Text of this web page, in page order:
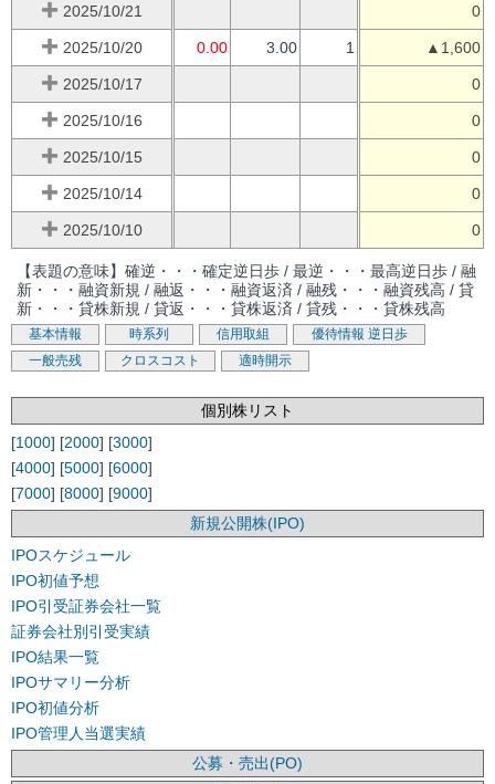
2025/10/21 0
2025/10/20 0.00 3.00 1 ▲1,600
2025/10/17 0
2025/10/16 0
2025/10/15 0
2025/10/14 0
2025/10/10 0
【表題の意味】確逆・・・確定逆日歩 / 最逆・・・最高逆日歩 / 融
新・・・融資新規 / 融返・・・融資返済 / 融残・・・融資残高 / 貸
新・・・貸株新規 / 貸返・・・貸株返済 / 貸残・・・貸株残高
基本情報 時系列 信用取組 優待情報 逆日歩
一般売残
クロスコスト 適時開示
個別株リスト
[1000] [2000] [3000]
[4000] [5000] [6000]
[7000] [8000] [9000]
新規公開株(IPO)
IPOスケジュール
IPO初値予想
IPO引受証券会社一覧
証券会社別引受実績
IPO結果一覧
IPOサマリー分析
IPO初値分析
IPO管理人当選実績
公募・売出(PO)